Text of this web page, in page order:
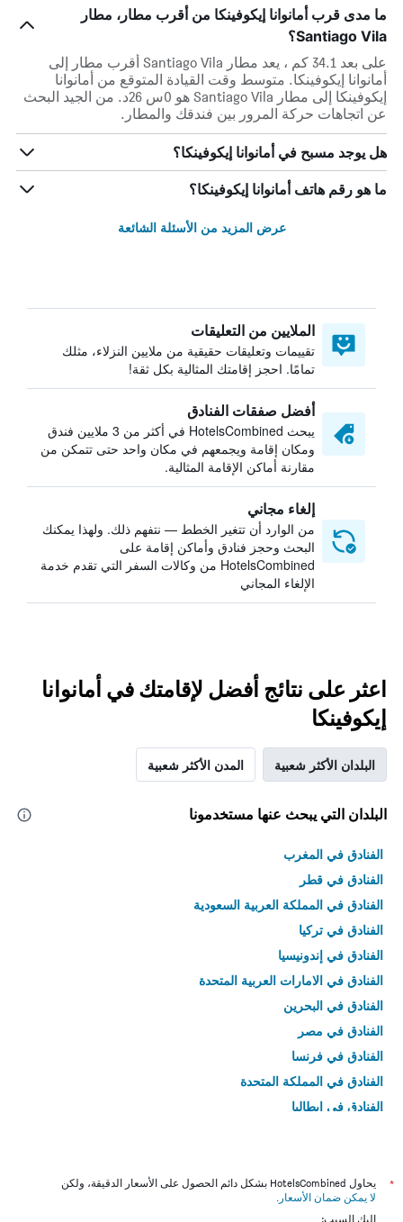
ما مدى قرب أمانوانا إيكوفينكا من أقرب مطار، مطار
Santiago Vila؟
على بعد 34.1 كم ، يعد مطار Santiago Vila أقرب مطار إلى
أمانوانا إيكوفينكا. متوسط وقت القيادة المتوقع من أمانوانا
إيكوفينكا إلى مطار Santiago Vila هو 0س 26د. من الجيد البحث
عن اتجاهات حركة المرور بين فندقك والمطار.
هل يوجد مسبح في أمانوانا إيكوفينكا؟
ما هو رقم هاتف أمانوانا إيكوفينكا؟
عرض المزيد من الأسئلة الشائعة
الملايين من التعليقات
تقييمات وتعليقات حقيقية من ملايين النزلاء، مثلك
تمامًا. احجز إقامتك المثالية بكل ثقة!
أفضل صفقات الفنادق
يبحث HotelsCombined في أكثر من 3 ملايين فندق
ومكان إقامة ويجمعهم في مكان واحد حتى تتمكن من
مقارنة أماكن الإقامة المثالية.
إلغاء مجاني
من الوارد أن تتغير الخطط — نتفهم ذلك. ولهذا يمكنك
البحث وحجز فنادق وأماكن إقامة على
HotelsCombined من وكالات السفر التي تقدم خدمة
الإلغاء المجاني
اعثر على نتائج أفضل لإقامتك في أمانوانا
إيكوفينكا
البلدان الأكثر شعبية المدن الأكثر شعبية
البلدان التي يبحث عنها مستخدمونا
الفنادق في المغرب
الفنادق في قطر
الفنادق في المملكة العربية السعودية
الفنادق في تركيا
الفنادق في إندونيسيا
الفنادق في الامارات العربية المتحدة
الفنادق في البحرين
الفنادق في مصر
الفنادق في فرنسا
الفنادق في المملكة المتحدة
الفنادق في إيطاليا
*
يحاول HotelsCombined بشكل دائم الحصول على الأسعار الدقيقة، ولكن
لا يمكن ضمان الأسعار .
إليك السبب: